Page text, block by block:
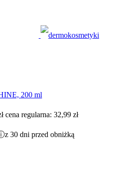
200 ml
cena regularna: 32,99 zł
z 30 dni przed obniżką